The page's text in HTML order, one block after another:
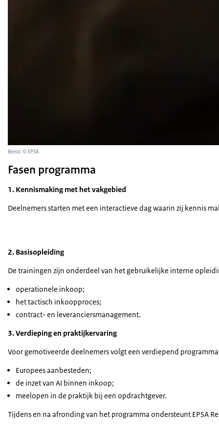
Beeld: © EPSA
Fasen programma
1. Kennismaking met het vakgebied
Deelnemers starten met een interactieve dag waarin zij kennis
2. Basisopleiding
De trainingen zijn onderdeel van het gebruikelijke interne
operationele inkoop;
het tactisch inkoopproces;
contract- en leveranciersmanagement.
3. Verdieping en praktijkervaring
Voor gemotiveerde deelnemers volgt een verdiepend
Europees aanbesteden;
de inzet van AI binnen inkoop;
meelopen in de praktijk bij een opdrachtgever.
Tijdens en na afronding van het programma ondersteunt EPSA